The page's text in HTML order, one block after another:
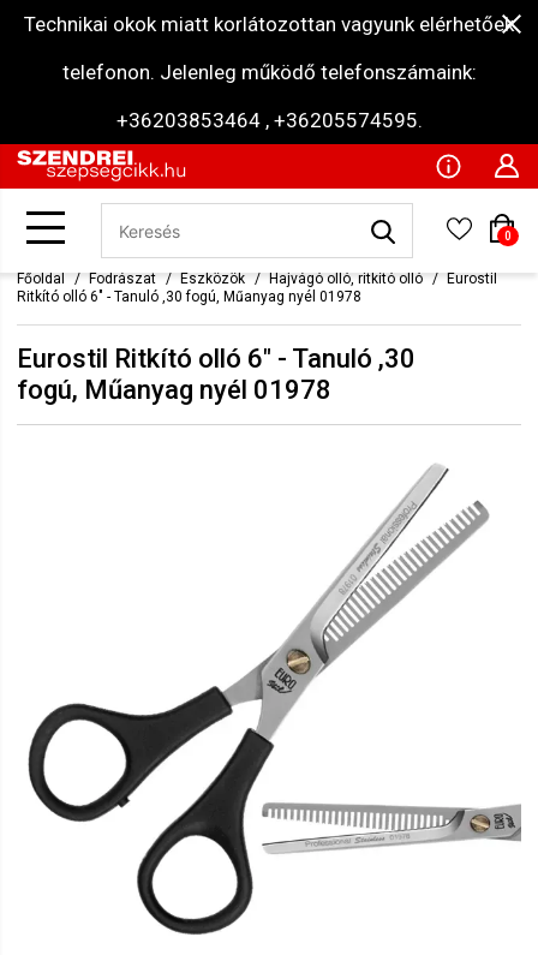
Technikai okok miatt korlátozottan vagyunk elérhetőek
telefonon. Jelenleg működő telefonszámaink:
+36203853464 , +36205574595.
0
Főoldal Fodrászat Eszközök Hajvágó olló, ritkító olló
Eurostil
Ritkító olló 6" - Tanuló ,30 fogú, Műanyag nyél 01978
Eurostil Ritkító olló 6" - Tanuló ,30
fogú, Műanyag nyél 01978